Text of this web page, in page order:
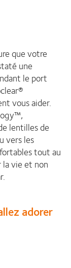
que votre
une
le port
vous aider.
lentilles de
vers les
tout au
vie et non
adorer